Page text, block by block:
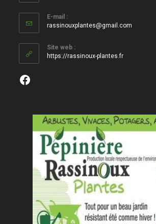
E-mail :
rassinouxplantes@gmail.com
Site web :
https://rassinoux-plantes.fr
Facebook